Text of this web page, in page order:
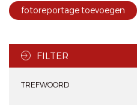
fotoreportage toevoegen
FILTER
TREFWOORD